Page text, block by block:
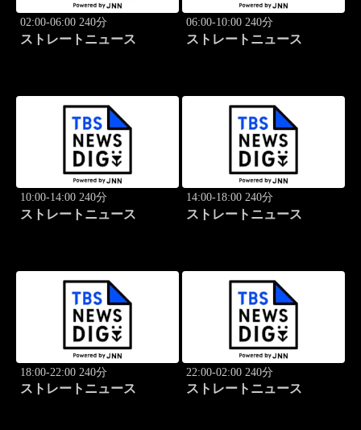
02:00-06:00 240分
ストレートニュース
06:00-10:00 240分
ストレートニュース
10:00-14:00 240分
ストレートニュース
14:00-18:00 240分
ストレートニュース
18:00-22:00 240分
ストレートニュース
22:00-02:00 240分
ストレートニュース